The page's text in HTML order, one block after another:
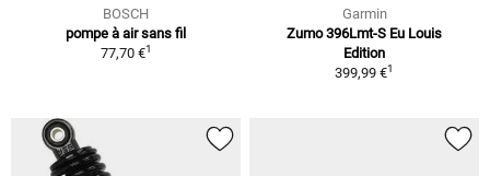
BOSCH
pompe à air sans fil
77,70 €1
Garmin
Zumo 396Lmt-S Eu Louis
Edition
399,99 €1